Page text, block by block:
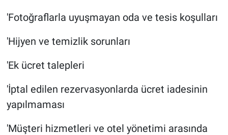
'Fotoğraflarla uyuşmayan oda ve tesis koşulları
'Hijyen ve temizlik sorunları
'Ek ücret talepleri
'İptal edilen rezervasyonlarda ücret iadesinin
yapılmaması
'Müşteri hizmetleri ve otel yönetimi arasında